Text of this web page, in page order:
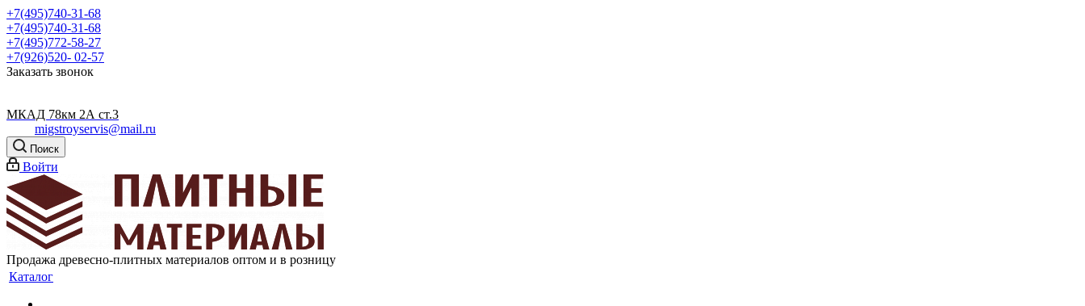
+7(495)740-31-68
+7(495)740-31-68
+7(495)772-58-27
+7(926)520- 02-57
Заказать звонок
МКАД 78км 2А ст.3
migstroyservis@mail.ru
Поиск
Войти
Продажа древесно-плитных материалов оптом и в розницу
Каталог